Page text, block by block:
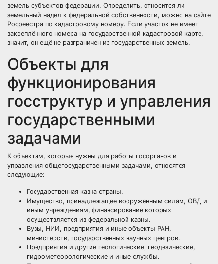
земель субъектов федерации. Определить, относится ли
земельный надел к федеральной собственности, можно на сайте
Росреестра по кадастровому номеру. Если участок не имеет
закреплённого номера на государственной кадастровой карте,
значит, он ещё не разграничен из государственных земель.
Объекты для
функционирования
госструктур и управления
государственными
задачами
К объектам, которые нужны для работы госорганов и
управления общегосударственными задачами, относятся
следующие:
Государственная казна страны.
Имущество, принадлежащее вооруженным силам, ОВД и
иным учреждениям, финансирование которых
осуществляется из федеральной казны.
Вузы, НИИ, предприятия и иные объекты РАН,
министерств, государственных научных центров.
Предприятия и другие геологические, геодезические,
гидрометеорологические и иные службы.